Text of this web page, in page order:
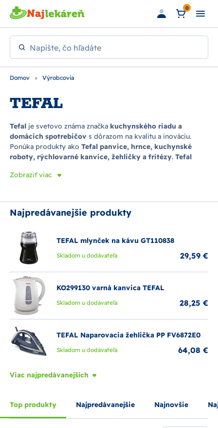
Preskočiť na hlavný obsah 0
Napíšte, čo hľadáte
Domov Výrobcovia
TEFAL
Tefal je svetovo známa značka kuchynského riadu a
domácich spotrebičov s dôrazom na kvalitu a inováciu.
Ponúka produkty ako Tefal panvice, hrnce, kuchynské
roboty, rýchlovarné kanvice, žehličky a fritézy. Tefal
zdravšie a jednoduchšie varenie.
minimálnou námahou. Produkty značky sú odolné,
ergonomické a energeticky úsporné.
je obľúbená u domácich kuchárov aj profesionálov.
Zobraziť viac
Najpredávanejšie produkty
TEFAL mlynček na kávu GT110838
Skladom u dodávateľa 29,59 €
KO299130 varná kanvica TEFAL
Skladom u dodávateľa 28,25 €
TEFAL Naparovacia žehlička PP FV6872E0
Skladom u dodávateľa 64,08 €
Viac najpredávanejších
Top produkty Najpredávanejšie Najnovšie